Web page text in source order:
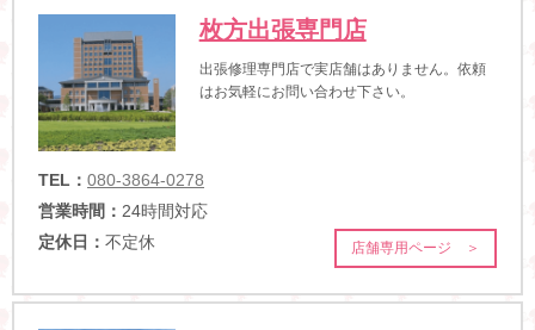
枚方出張専門店
出張修理専門店で実店舗はありません。依頼
はお気軽にお問い合わせ下さい。
TEL： 080-3864-0278
営業時間： 24時間対応
定休日： 不定休 店舗専用ページ ＞